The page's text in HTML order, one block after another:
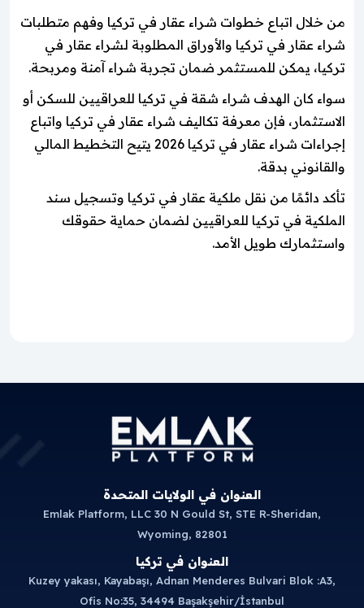
من خلال اتباع خطوات شراء عقار في تركيا وفهم متطلبات
شراء عقار في تركيا والأوراق المطلوبة لشراء عقار في
تركيا، يمكن للمستثمر ضمان تجربة شراء آمنة ومربحة.
سواء كان الهدف شراء شقة في تركيا للعراقيين للسكن أو
الاستثمار، فإن معرفة تكاليف شراء عقار في تركيا واتباع
إجراءات شراء عقار في تركيا 2026 يتيح التخطيط المالي
والقانوني بدقة.
تأكد دائمًا من نقل ملكية عقار في تركيا وتسجيل سند
الملكية في تركيا للعراقيين لضمان حماية حقوقك
واستثمارك طويل الأمد.
العنوان في الولايات المتحدة
Emlak Platform, LLC 30 N Gould St, STE R-Sheridan,
Wyoming, 82801
العنوان في تركيا
Kuzey yakası, Kayabaşı, Adnan Menderes Bulvari Blok :A3,
Ofis No:35, 34494 Başakşehir/İstanbul